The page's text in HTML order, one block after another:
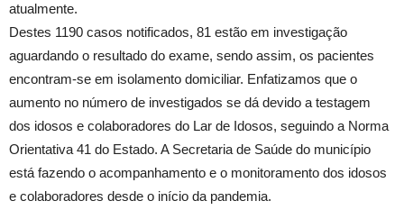
atualmente.
Destes 1190 casos notificados, 81 estão em investigação
aguardando o resultado do exame, sendo assim, os pacientes
encontram-se em isolamento domiciliar. Enfatizamos que o
aumento no número de investigados se dá devido a testagem
dos idosos e colaboradores do Lar de Idosos, seguindo a Norma
Orientativa 41 do Estado. A Secretaria de Saúde do município
está fazendo o acompanhamento e o monitoramento dos idosos
e colaboradores desde o início da pandemia.